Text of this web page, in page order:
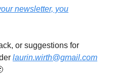
newsletter, you
or suggestions for
laurin.wirth@gmail.com